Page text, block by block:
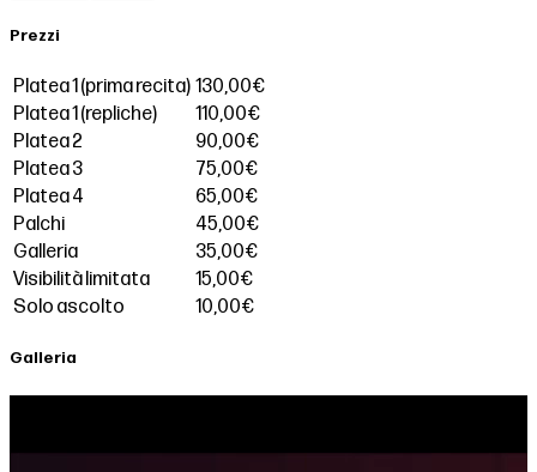
Prezzi
Platea 1 (prima recita) 130,00€
Platea 1 (repliche)
110,00€
Platea 2
90,00€
Platea 3
75,00€
Platea 4
65,00€
Palchi
45,00€
Galleria
35,00€
Visibilità limitata
15,00€
Solo ascolto
10,00€
Galleria